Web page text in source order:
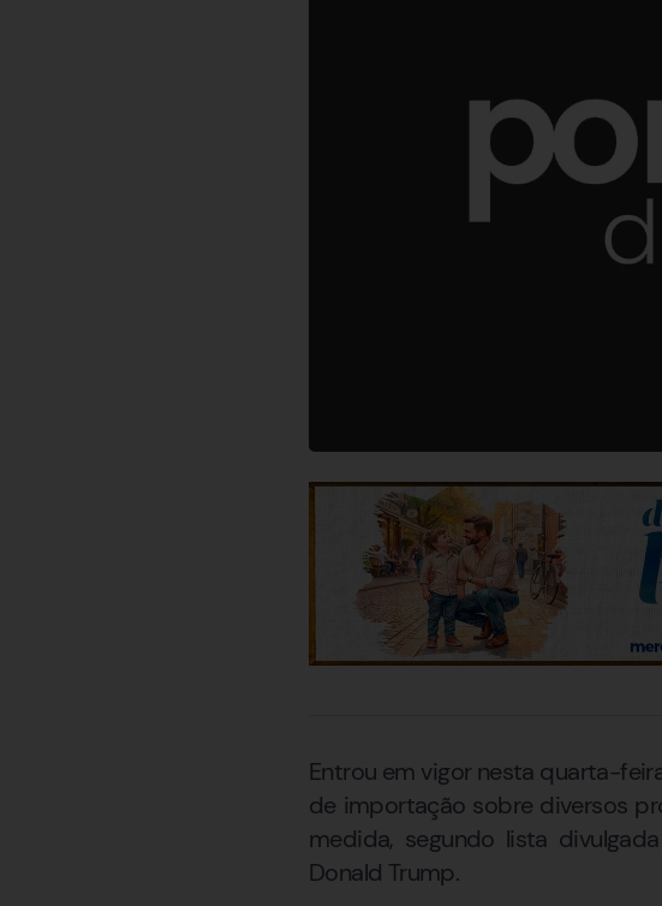
Entrou em vigor nesta quarta-
de importação sobre diversos
medida, segundo lista
Donald Trump.